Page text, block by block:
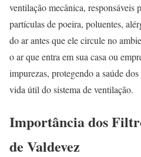
ventilação mecânica, responsáveis
partículas de poeira, poluentes,
do ar antes que ele circule no
o ar que entra em sua casa ou
impurezas, protegendo a saúde
vida útil do sistema de ventilação.
Importância dos
de Valdevez